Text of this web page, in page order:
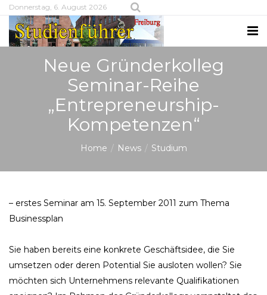
Donnerstag, 6. August 2026
Neue Gründerkolleg
Seminar-Reihe
„Entrepreneurship-
Kompetenzen“
Home News Studium
– erstes Seminar am 15. September 2011 zum Thema
Businessplan
Sie haben bereits eine konkrete Geschäftsidee, die Sie
umsetzen oder deren Potential Sie ausloten wollen? Sie
möchten sich Unternehmens relevante Qualifikationen